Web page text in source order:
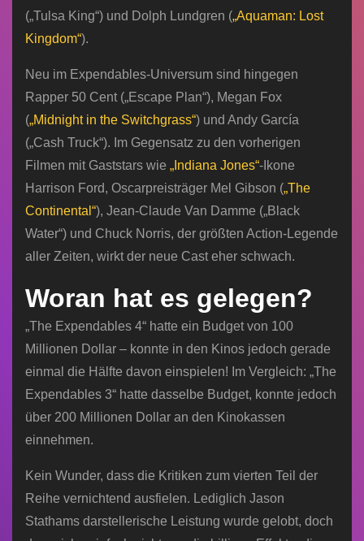
(„Tulsa King“) und Dolph Lundgren („Aquaman: Lost
Kingdom“).
Neu im Expendables-Universum sind hingegen
Rapper 50 Cent („Escape Plan“), Megan Fox
(„Midnight in the Switchgrass“) und Andy García
(„Cash Truck“). Im Gegensatz zu den vorherigen
Filmen mit Gaststars wie „Indiana Jones“-Ikone
Harrison Ford, Oscarpreisträger Mel Gibson („The
Continental“), Jean-Claude Van Damme („Black
Water“) und Chuck Norris, der größten Action-Legende
aller Zeiten, wirkt der neue Cast eher schwach.
Woran hat es gelegen?
„The Expendables 4“ hatte ein Budget von 100
Millionen Dollar – konnte in den Kinos jedoch gerade
einmal die Hälfte davon einspielen! Im Vergleich: „The
Expendables 3“ hatte dasselbe Budget, konnte jedoch
über 200 Millionen Dollar an den Kinokassen
einnehmen.
Kein Wunder, dass die Kritiken zum vierten Teil der
Reihe vernichtend ausfielen. Lediglich Jason
Stathams darstellerische Leistung wurde gelobt, doch